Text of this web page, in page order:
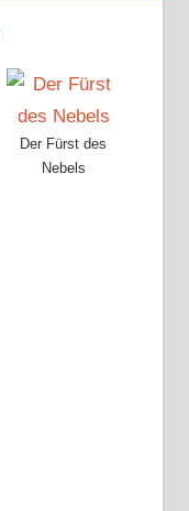
Der Fürst des
Nebels